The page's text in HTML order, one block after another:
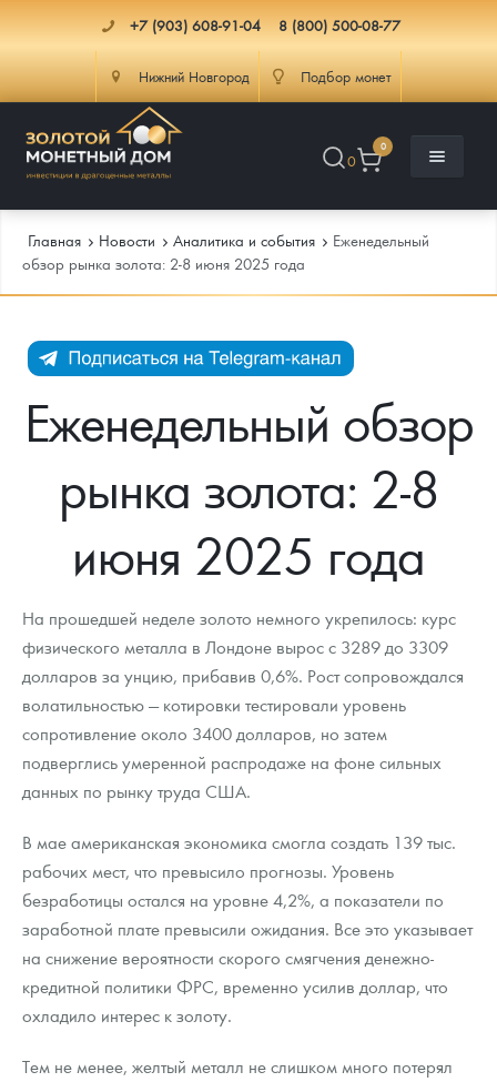
+7 (903) 608-91-04 8 (800) 500-08-77
Нижний Новгород Подбор монет
0
0
Каталог Монет
Инвестиционные монеты
Монеты Царской России
Монеты стран мира после 1950г
Георгий Победоносец
Золотой червонец Сеятель
Аксессуары
Гарри Поттер
Флот: ледоколы и корабли
Жетоны "Необыкновенные обитатели глубин"
Ювелирные изделия
Русская нумизматика
Инфо
Как сделать заказ
Гарантии
Выкуп монет
Памятка для работы с монетами из драгметаллов
Условия возврата
Политика конфиденциальности
Политика использования Cookies
Положение по обработке и защите персональных данных
Доставка
Информация
Распродажа монет и жетонов
Аналитика и события
Итоги 2025 года. Прогноз курсов золота, серебра, платины на
2026 год
Cтатьи
Георгий Победоносец - динамика цен
Котировки
Курс золота и серебра
Скупка слитков
Контакты
О нас
Наши преимущества
Письмо директору
Главная Новости Аналитика и события
Еженедельный
обзор рынка золота: 2-8 июня 2025 года
Еженедельный обзор
рынка золота: 2-8
июня 2025 года
На прошедшей неделе золото немного укрепилось: курс
физического металла в Лондоне вырос с 3289 до 3309
долларов за унцию, прибавив 0,6%. Рост сопровождался
волатильностью — котировки тестировали уровень
сопротивление около 3400 долларов, но затем
подверглись умеренной распродаже на фоне сильных
данных по рынку труда США.
В мае американская экономика смогла создать 139 тыс.
рабочих мест, что превысило прогнозы. Уровень
безработицы остался на уровне 4,2%, а показатели по
заработной плате превысили ожидания. Все это указывает
на снижение вероятности скорого смягчения денежно-
кредитной политики ФРС, временно усилив доллар, что
охладило интерес к золоту.
Тем не менее, желтый металл не слишком много потерял